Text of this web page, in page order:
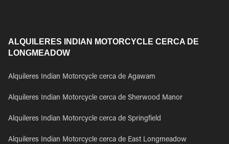
ALQUILERES INDIAN MOTORCYCLE CERCA DE
LONGMEADOW
Alquileres Indian Motorcycle cerca de Agawam
Alquileres Indian Motorcycle cerca de Sherwood Manor
Alquileres Indian Motorcycle cerca de Springfield
Alquileres Indian Motorcycle cerca de East Longmeadow